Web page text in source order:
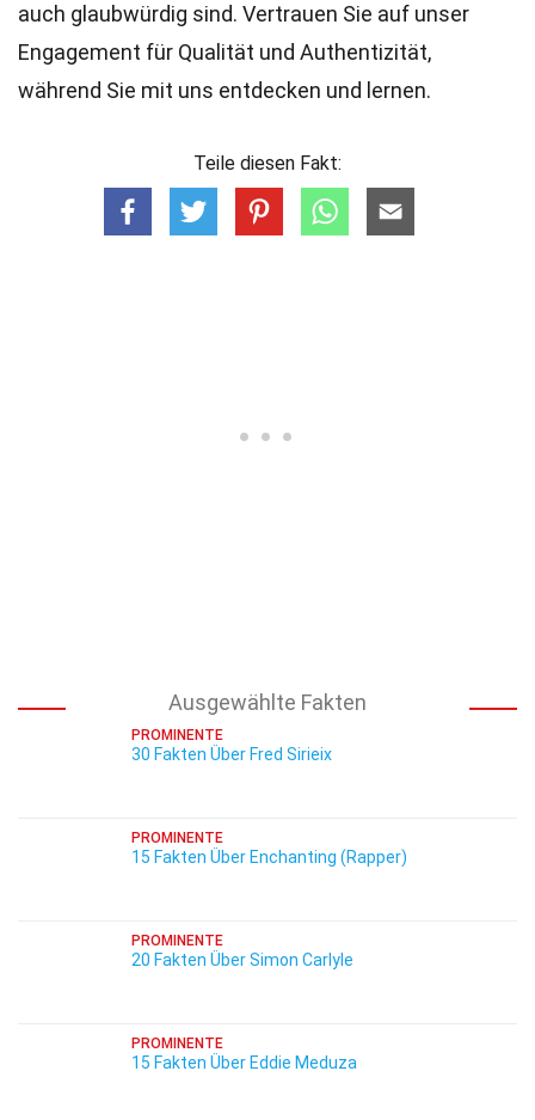
auch glaubwürdig sind. Vertrauen Sie auf unser
Engagement für Qualität und Authentizität,
während Sie mit uns entdecken und lernen.
Teile diesen Fakt:
Ausgewählte Fakten
PROMINENTE
30 Fakten Über Fred Sirieix
PROMINENTE
15 Fakten Über Enchanting (Rapper)
PROMINENTE
20 Fakten Über Simon Carlyle
PROMINENTE
15 Fakten Über Eddie Meduza